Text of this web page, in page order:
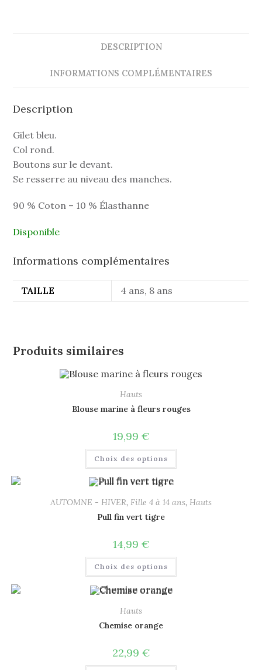
DESCRIPTION
INFORMATIONS COMPLÉMENTAIRES
Description
Gilet bleu.
Col rond.
Boutons sur le devant.
Se resserre au niveau des manches.
90 % Coton – 10 % Élasthanne
Disponible
Informations complémentaires
TAILLE 4 ans, 8 ans
Produits similaires
Hauts
Blouse marine à fleurs rouges
19,99 €
Choix des options
AUTOMNE - HIVER, Fille 4 à 14 ans, Hauts
Pull fin vert tigre
14,99 €
Choix des options
Hauts
Chemise orange
22,99 €